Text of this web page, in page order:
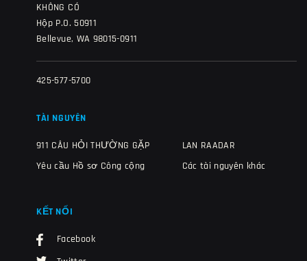
KHÔNG CÓ
Hộp P.O. 50911
Bellevue, WA 98015-0911
425-577-5700
TÀI NGUYÊN
911 CÂU HỎI THƯỜNG GẶP
Yêu cầu Hồ sơ Công cộng
LAN RAADAR
Các tài nguyên khác
KẾT NỐI
Facebook